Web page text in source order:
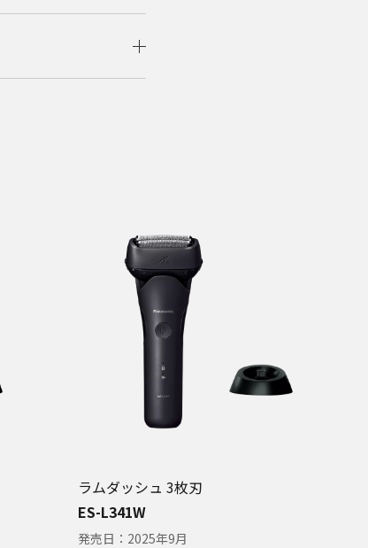
ラムダッシュ 3枚刃
ES-L341W
発売日： 2025年9月